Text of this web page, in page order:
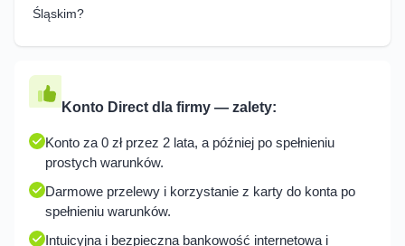
Śląskim?
Konto za 0 zł przez 2 lata, a później po spełnieniu
prostych warunków.
Darmowe przelewy i korzystanie z karty do konta po
spełnieniu warunków.
Intuicyjna i bezpieczna bankowość internetowa i